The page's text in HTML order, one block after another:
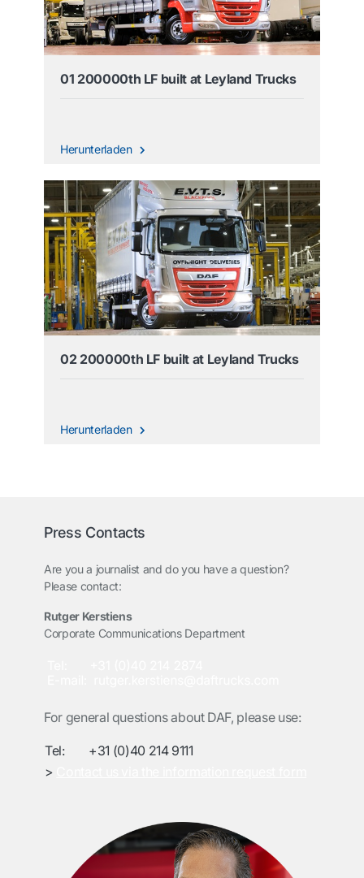
01 200000th LF built at Leyland Trucks
Herunterladen
02 200000th LF built at Leyland Trucks
Herunterladen
Press Contacts
Are you a journalist and do you have a question?
Please contact:
Rutger Kerstiens
Corporate Communications Department
For general questions about DAF, please use:
Tel:
+31 (0)40 214 9111
>